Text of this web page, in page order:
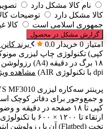
نام کالا مشکل دارد
کالا مشکل دارد
توضیحات
جمهوری اسلامی است
کالا
گزارش مشکل در محصول
امتیاز 0 خریدار 0.0 برند کانن
کپی) تکنولوژی چاپ لیزری
۱۸ برگ در دقیقه (A4)
dpi با تکنولوژی AIR)
مشاهده
و جمع‌وجور برای دفاتر کوچک